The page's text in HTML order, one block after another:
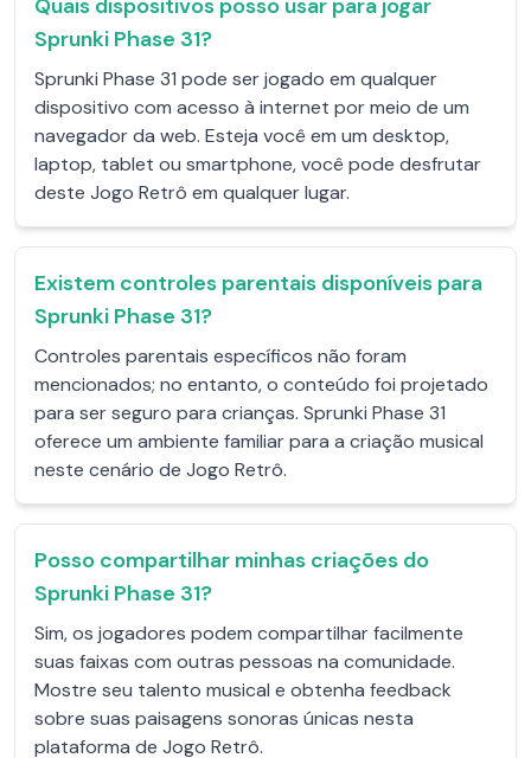
Quais dispositivos posso usar para jogar
Sprunki Phase 31?
Sprunki Phase 31 pode ser jogado em qualquer
dispositivo com acesso à internet por meio de um
navegador da web. Esteja você em um desktop,
laptop, tablet ou smartphone, você pode desfrutar
deste Jogo Retrô em qualquer lugar.
Existem controles parentais disponíveis para
Sprunki Phase 31?
Controles parentais específicos não foram
mencionados; no entanto, o conteúdo foi projetado
para ser seguro para crianças. Sprunki Phase 31
oferece um ambiente familiar para a criação musical
neste cenário de Jogo Retrô.
Posso compartilhar minhas criações do
Sprunki Phase 31?
Sim, os jogadores podem compartilhar facilmente
suas faixas com outras pessoas na comunidade.
Mostre seu talento musical e obtenha feedback
sobre suas paisagens sonoras únicas nesta
plataforma de Jogo Retrô.